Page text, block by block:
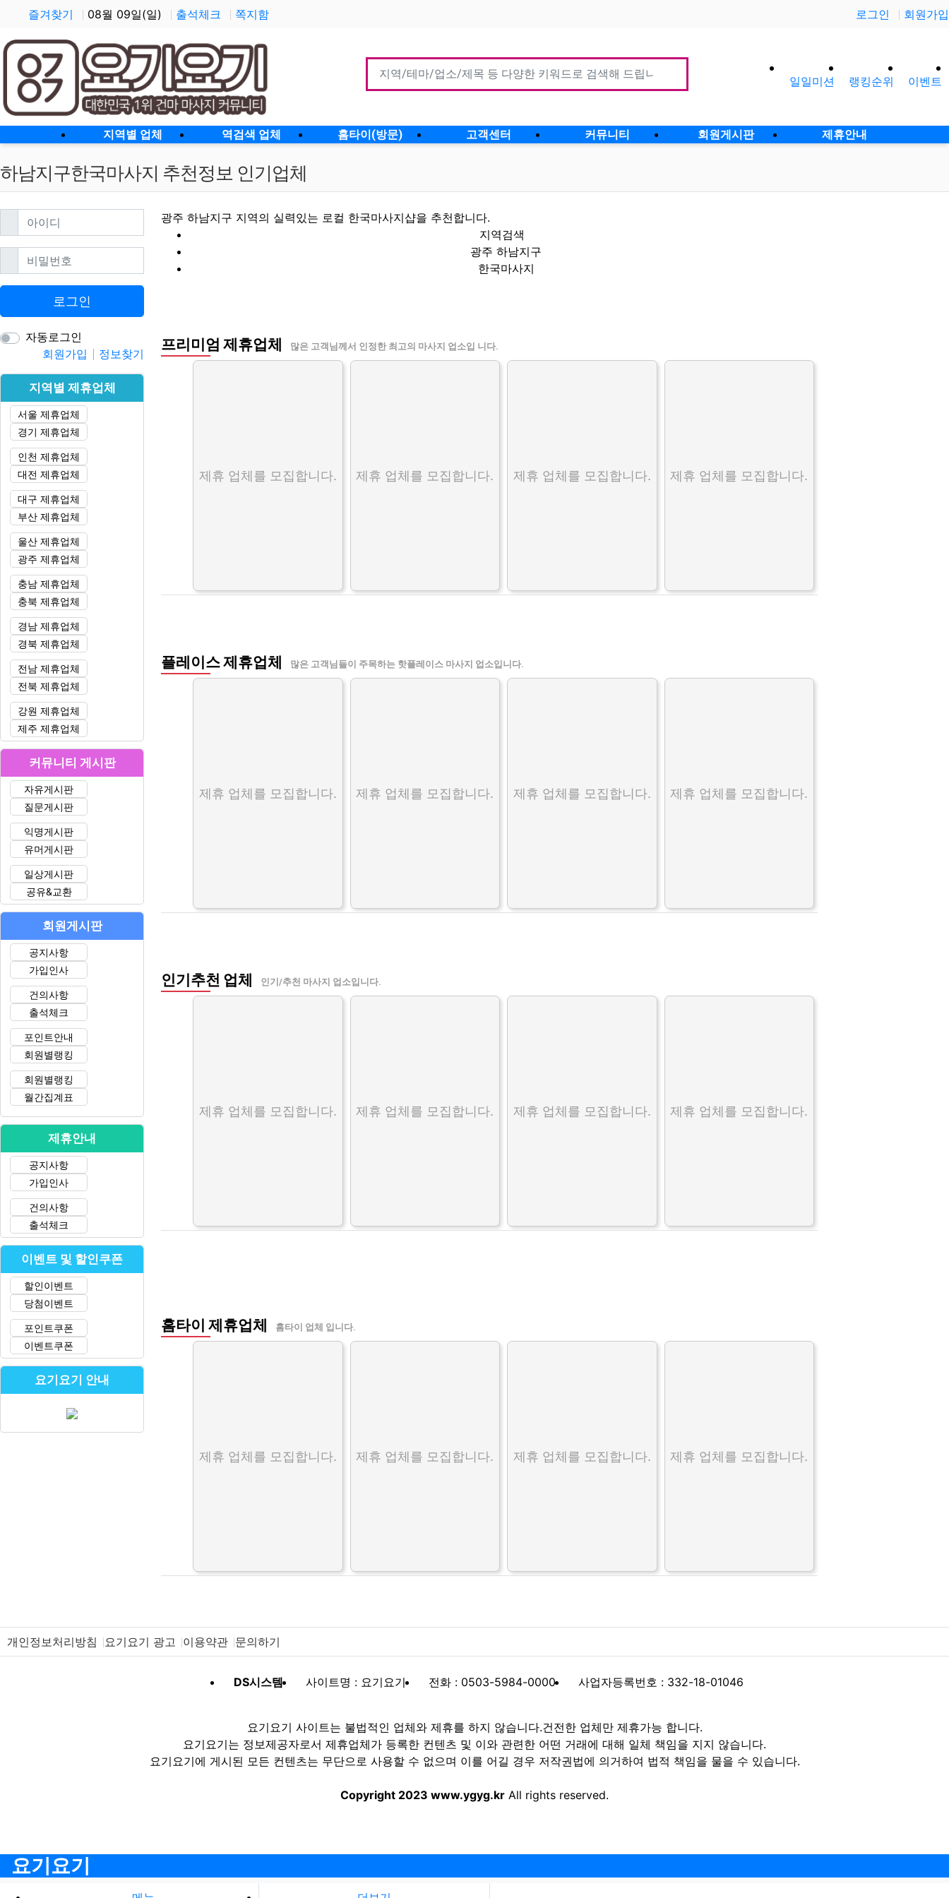
즐겨찾기 08월 09일(일) 출석체크 쪽지함 로그인 회원가입
일일미션 랭킹순위 이벤트
지역별 업체 역검색 업체 홈타이(방문) 고객센터 커뮤니티 회원게시판 제휴안내
하남지구한국마사지 추천정보 인기업체
광주 하남지구 지역의 실력있는 로컬 한국마사지샵을 추천합니다.
지역검색
광주 하남지구
한국마사지
프리미엄 제휴업체 많은 고객님께서 인정한 최고의 마사지 업소입 니다.
제휴 업체를 모집합니다. 제휴 업체를 모집합니다. 제휴 업체를 모집합니다. 제휴 업체를 모집합니다.
플레이스 제휴업체 많은 고객님들이 주목하는 핫플레이스 마사지 업소입니다.
제휴 업체를 모집합니다. 제휴 업체를 모집합니다. 제휴 업체를 모집합니다. 제휴 업체를 모집합니다.
인기추천 업체 인기/추천 마사지 업소입니다.
제휴 업체를 모집합니다. 제휴 업체를 모집합니다. 제휴 업체를 모집합니다. 제휴 업체를 모집합니다.
홈타이 제휴업체 홈타이 업체 입니다.
제휴 업체를 모집합니다. 제휴 업체를 모집합니다. 제휴 업체를 모집합니다. 제휴 업체를 모집합니다.
아이디필수
비밀번호필수
로그인
자동로그인
회원가입
정보찾기
지역별 제휴업체
서울 제휴업체
경기 제휴업체
인천 제휴업체
대전 제휴업체
대구 제휴업체
부산 제휴업체
울산 제휴업체
광주 제휴업체
충남 제휴업체
충북 제휴업체
경남 제휴업체
경북 제휴업체
전남 제휴업체
전북 제휴업체
강원 제휴업체
제주 제휴업체
커뮤니티 게시판
자유게시판
질문게시판
익명게시판
유머게시판
일상게시판
공유&교환
회원게시판
공지사항
가입인사
건의사항
출석체크
포인트안내
회원별랭킹
회원별랭킹
월간집계표
제휴안내
공지사항
가입인사
건의사항
출석체크
이벤트 및 할인쿠폰
할인이벤트
당첨이벤트
포인트쿠폰
이벤트쿠폰
요기요기 안내
개인정보처리방침 요기요기 광고 이용약관 문의하기
DS시스템 사이트명 : 요기요기 전화 : 0503-5984-0000 사업자등록번호 : 332-18-01046
요기요기 사이트는 불법적인 업체와 제휴를 하지 않습니다.건전한 업체만 제휴가능 합니다.
요기요기는 정보제공자로서 제휴업체가 등록한 컨텐츠 및 이와 관련한 어떤 거래에 대해 일체 책임을 지지 않습니다.
요기요기에 게시된 모든 컨텐츠는 무단으로 사용할 수 없으며 이를 어길 경우 저작권법에 의거하여 법적 책임을 물을 수 있습니다.
Copyright 2023 www.ygyg.kr All rights reserved.
요기요기